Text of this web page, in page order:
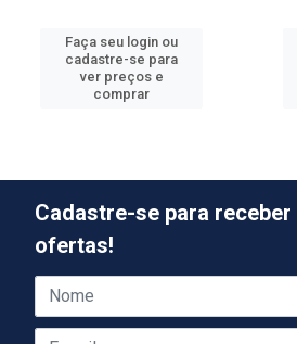
Faça seu login ou
cadastre-se para
ver preços e
comprar
Cadastre-se para
ofertas!